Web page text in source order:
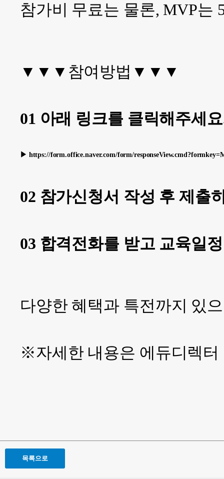
참가비 무료는 물론, MVP는
▼▼▼참여방법▼▼▼
01 아래 링크를 클릭해주세
▶ https://form.office.naver.com/form/
02 참가신청서 작성 후 제출
03 합격전화를 받고 교육일
다양한 혜택과 특전까지 있
※자세한 내용은 에듀디렉
목록으로